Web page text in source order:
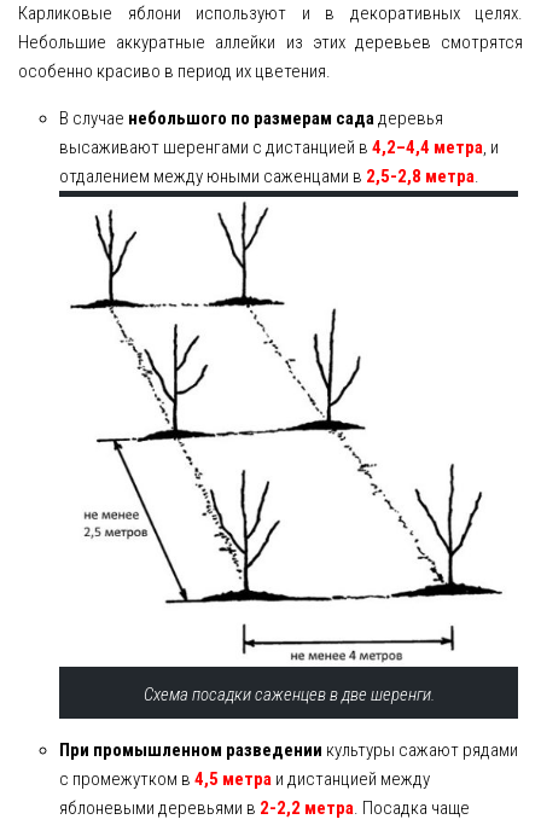
Карликовые яблони используют и в декоративных целях.
Небольшие аккуратные аллейки из этих деревьев смотрятся
особенно красиво в период их цветения.
В случае небольшого по размерам сададеревья
высаживают шеренгами с дистанцией в 4,2–4,4 метра, и
отдалением между юными саженцами в 2,5-2,8 метра.
Схема посадки саженцев в две шеренги.
При промышленном разведении культуры сажают рядами
с промежутком в 4,5 метраи дистанцией между
яблоневыми деревьями в 2-2,2 метра. Посадка чаще